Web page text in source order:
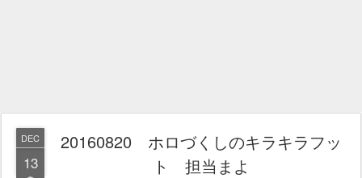
DEC
13
20160820 ホロづくしのキラキラフッ
ト 担当まよ